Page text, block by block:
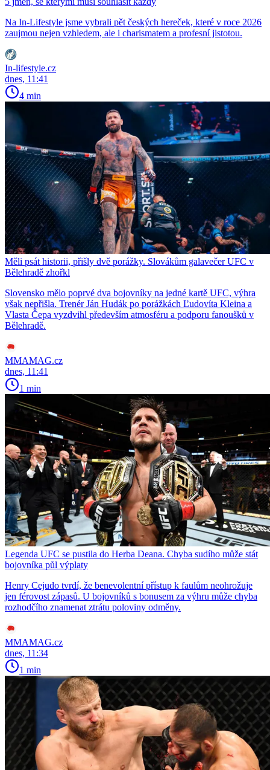
Na In-Lifestyle jsme vybrali pět českých hereček, které v roce 2026
zaujmou nejen vzhledem, ale i charismatem a profesní jistotou.
In-lifestyle.cz
dnes, 11:41
4 min
Měli psát historii, přišly dvě porážky. Slovákům galavečer UFC v
Bělehradě zhořkl
Slovensko mělo poprvé dva bojovníky na jedné kartě UFC, výhra
však nepřišla. Trenér Ján Hudák po porážkách Ľudovíta Kleina a
Vlasta Čepa vyzdvihl především atmosféru a podporu fanoušků v
Bělehradě.
MMAMAG.cz
dnes, 11:41
1 min
Legenda UFC se pustila do Herba Deana. Chyba sudího může stát
bojovníka půl výplaty
Henry Cejudo tvrdí, že benevolentní přístup k faulům neohrožuje
jen férovost zápasů. U bojovníků s bonusem za výhru může chyba
rozhodčího znamenat ztrátu poloviny odměny.
MMAMAG.cz
dnes, 11:34
1 min